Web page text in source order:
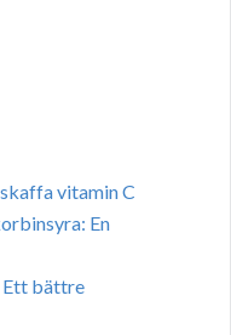
vitamin C
En
Ett bättre